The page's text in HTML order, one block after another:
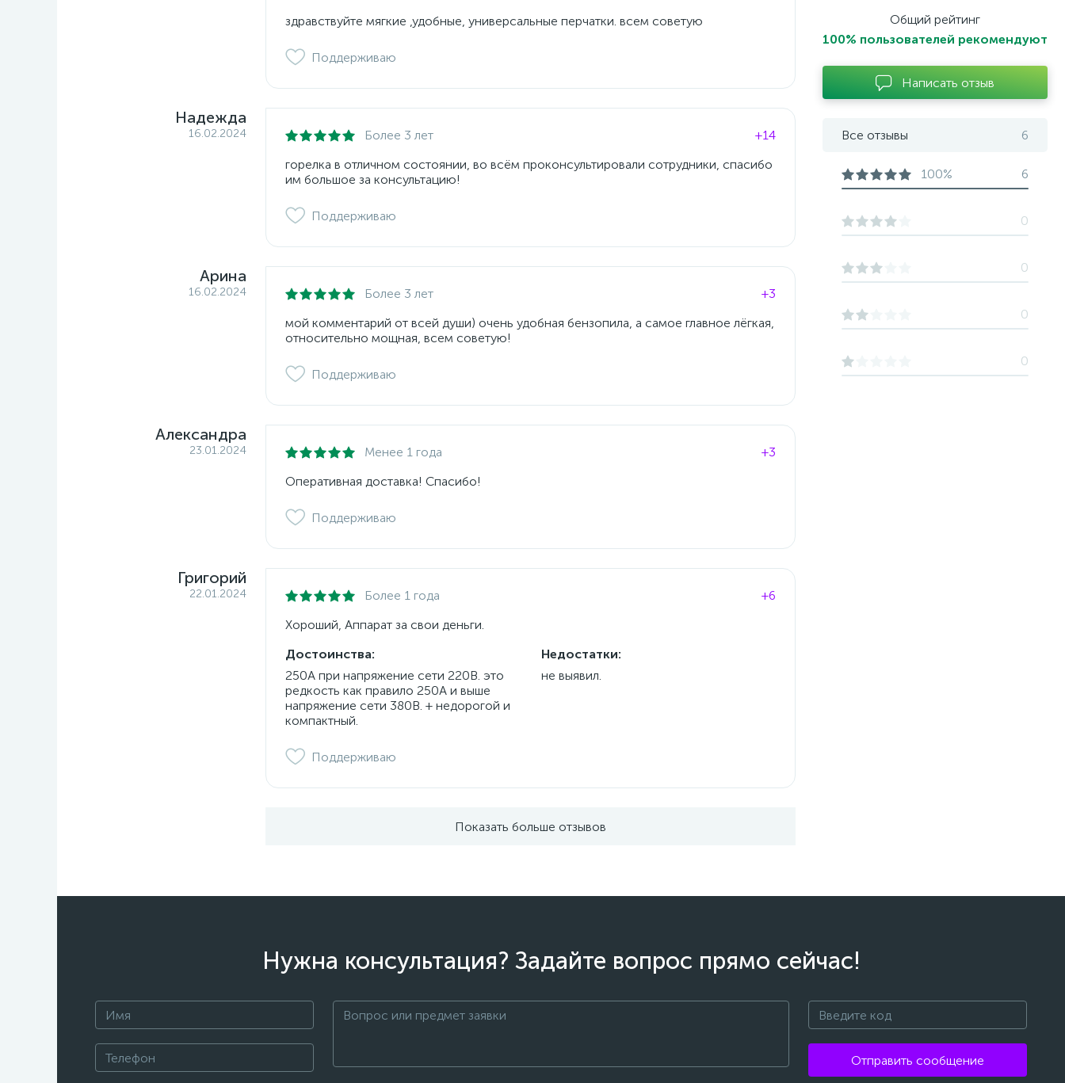
здравствуйте мягкие ,удобные, универсальные перчатки. всем советую
Поддерживаю
Надежда
16.02.2024 Более 3 лет
+14
горелка в отличном состоянии, во всём проконсультировали сотрудники, спасибо
им большое за консультацию!
Поддерживаю
Арина
16.02.2024 Более 3 лет
+3
мой комментарий от всей души) очень удобная бензопила, а самое главное лёгкая,
относительно мощная, всем советую!
Поддерживаю
Александра
23.01.2024 Менее 1 года
+3
Оперативная доставка! Спасибо!
Поддерживаю
Григорий
22.01.2024 Более 1 года
+6
Хороший, Аппарат за свои деньги.
Достоинства:
250А при напряжение сети 220В. это
редкость как правило 250А и выше
напряжение сети 380В. + недорогой и
компактный.
Недостатки:
не выявил.
Поддерживаю
Показать больше отзывов
Общий рейтинг
100% пользователей рекомендуют
Написать отзыв
Все отзывы 6
100% 6
0
0
0
0
Нужна консультация? Задайте вопрос прямо сейчас!
Отправить сообщение